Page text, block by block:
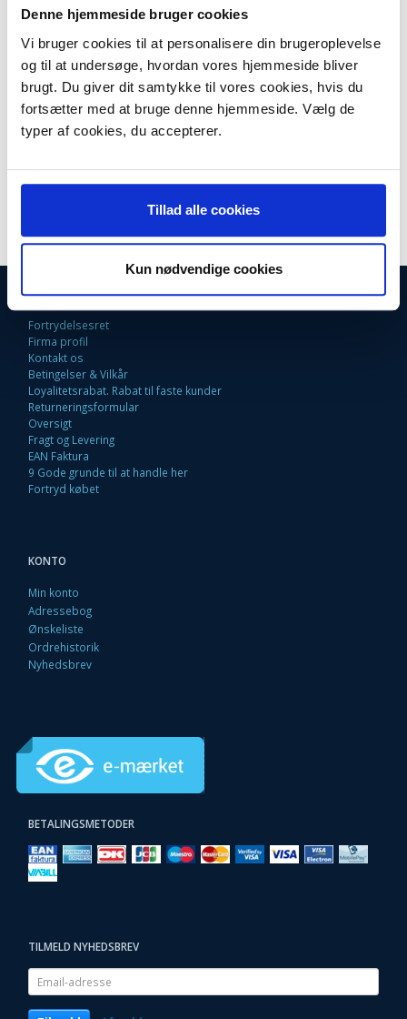
Denne hjemmeside bruger cookies
Vi bruger cookies til at personalisere din brugeroplevelse
og til at undersøge, hvordan vores hjemmeside bliver
brugt. Du giver dit samtykke til vores cookies, hvis du
fortsætter med at bruge denne hjemmeside. Vælg de
typer af cookies, du accepterer.
Tillad alle cookies
Kun nødvendige cookies
Trevlesi til Ikea samt
Fisher & Paykel
vaskemaskine
Model/varenr.: 303070
169,95 DKKm/Moms
Plus leveringsomkostninger.
39,00 til pakkehops. Fri fragt til
På lager
INFORMATIONER
Fortrydelsesret
Firma profil
Kontakt os
Betingelser & Vilkår
Loyalitetsrabat. Rabat til faste kunder
Returneringsformular
Oversigt
Fragt og Levering
EAN Faktura
9 Gode grunde til at handle her
Fortryd købet
KONTO
Min konto
Adressebog
Ønskeliste
Ordrehistorik
Nyhedsbrev
BETALINGSMETODER
TILMELD NYHEDSBREV
Email-
adresse